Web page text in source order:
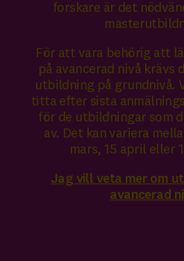
forskare är det
För att vara behörig att
på avancerad nivå krävs
utbildning på grundnivå.
titta efter sista
för de utbildningar som
av. Det kan variera
mars, 15 april eller
Jag vill veta mer om
avancerad